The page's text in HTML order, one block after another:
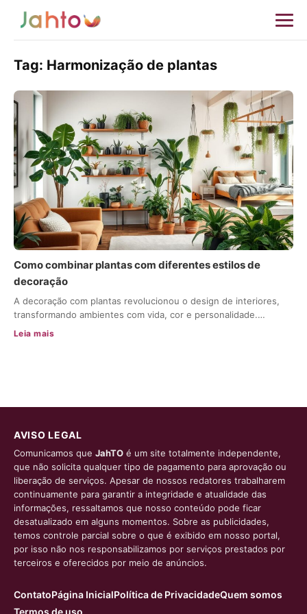
Tag: Harmonização de plantas
Como combinar plantas com diferentes estilos de
decoração
A decoração com plantas revolucionou o design de interiores,
transformando ambientes com vida, cor e personalidade.…
Leia mais
AVISO LEGAL
Comunicamos que JahTO é um site totalmente independente,
que não solicita qualquer tipo de pagamento para aprovação ou
liberação de serviços. Apesar de nossos redatores trabalharem
continuamente para garantir a integridade e atualidade das
informações, ressaltamos que nosso conteúdo pode ficar
desatualizado em alguns momentos. Sobre as publicidades,
temos controle parcial sobre o que é exibido em nosso portal,
por isso não nos responsabilizamos por serviços prestados por
terceiros e oferecidos por meio de anúncios.
ContatoPágina InicialPolítica de PrivacidadeQuem somos